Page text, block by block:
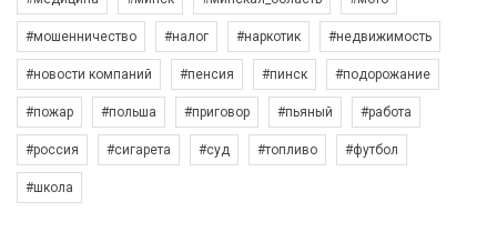
#мошенничество #налог #наркотик #недвижимость
#новости компаний #пенсия #пинск #подорожание
#пожар #польша #приговор #пьяный #работа
#россия #сигарета #суд #топливо #футбол
#школа